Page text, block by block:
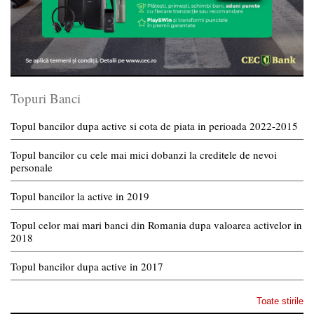
Topuri Banci
Topul bancilor dupa active si cota de piata in perioada 2022-2015
Topul bancilor cu cele mai mici dobanzi la creditele de nevoi
personale
Topul bancilor la active in 2019
Topul celor mai mari banci din Romania dupa valoarea activelor in
2018
Topul bancilor dupa active in 2017
Toate stirile